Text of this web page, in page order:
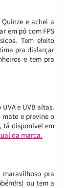
e achei a
em pó com FPS
Tem efeito
pra disfarçar
e tem pra
e UVB altas.
e previne o
tá disponível em
da marca.
pra
ou tem a